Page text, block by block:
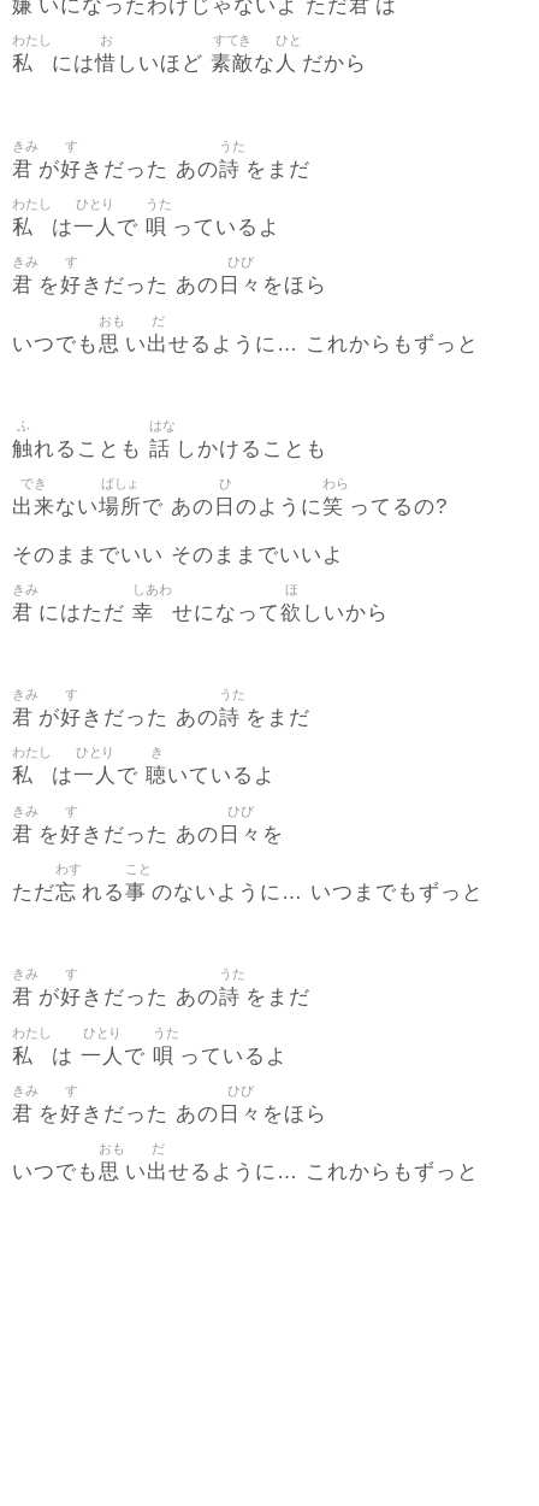
嫌 いになったわけじゃないよ ただ君 は
私
わたし
には惜
お
しいほど 素敵
すてき
な 人
ひと
だから
君
きみ
が好
す
きだった あの詩
うた
をまだ
私
わたし
は一人
ひとり
で 唄
うた
っているよ
君
きみ
を好
す
きだった あの 日々
ひび
をほら
いつでも 思
おも
い出
だ
せるように… これからもずっと
触
ふ
れることも 話
はな
しかけることも
出来
でき
ない場所
ばしょ
で あの 日
ひ
のように笑
わら
ってるの?
そのままでいい そのままでいいよ
君
きみ
にはただ 幸
しあわ
せになって欲
ほ
しいから
君
きみ
が好
す
きだった あの詩
うた
をまだ
私
わたし
は一人
ひとり
で 聴
き
いているよ
君
きみ
を好
す
きだった あの 日々
ひび
を
ただ忘
わす
れる事
こと
のないように… いつまでもずっと
君
きみ
が好
す
きだった あの詩
うた
をまだ
私
わたし
は 一人
ひとり
で 唄
うた
っているよ
君
きみ
を好
す
きだった あの 日々
ひび
をほら
いつでも思
おも
い出
だ
せるように… これからもずっと